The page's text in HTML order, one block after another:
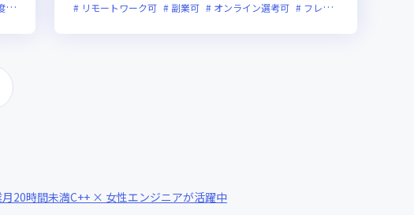
残業月20時間未満 女性エンジニアが活躍中
リモートワーク可
副業可 オンライン選考可 フレックス制度あり
20時間未満C++ × 女性エンジニアが活躍中